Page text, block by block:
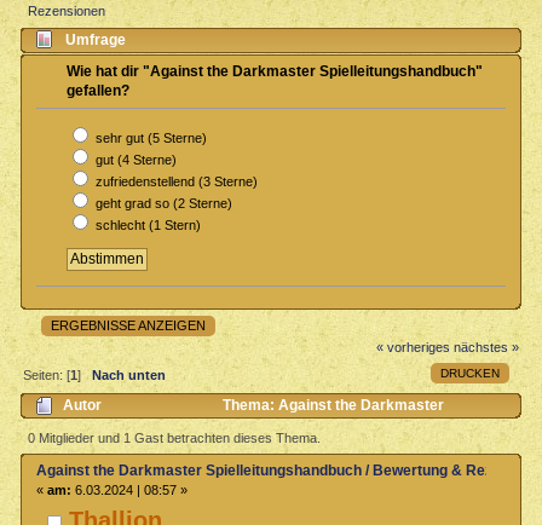
Rezensionen
Umfrage
Wie hat dir "Against the Darkmaster Spielleitungshandbuch"
gefallen?
sehr gut (5 Sterne)
gut (4 Sterne)
zufriedenstellend (3 Sterne)
geht grad so (2 Sterne)
schlecht (1 Stern)
ERGEBNISSE ANZEIGEN
« vorheriges nächstes »
DRUCKEN
Seiten: [1]Nach unten
Autor
Thema: Against the Darkmaster
Spielleitungshandbuch / Bewertung & Rezensionen (Gelesen 500
mal)
0 Mitglieder und 1 Gast betrachten dieses Thema.
Against the Darkmaster Spielleitungshandbuch / Bewertung &
« am: 6.03.2024 | 08:57 »